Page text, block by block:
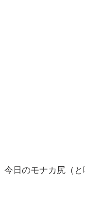
今日のモナカ尻（と